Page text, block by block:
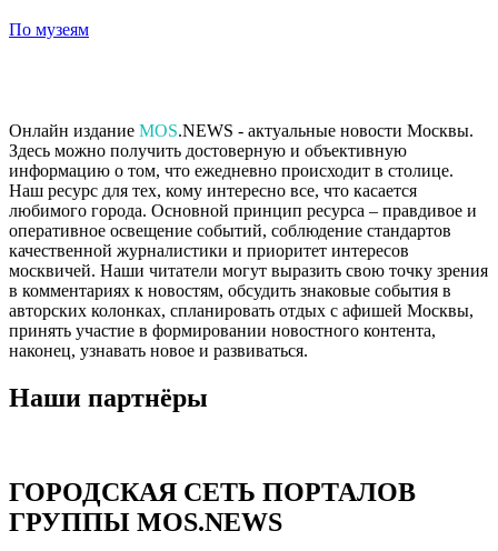
По музеям
Онлайн издание MOS.NEWS - актуальные новости Москвы.
Здесь можно получить достоверную и объективную
информацию о том, что ежедневно происходит в столице.
Наш ресурс для тех, кому интересно все, что касается
любимого города. Основной принцип ресурса – правдивое и
оперативное освещение событий, соблюдение стандартов
качественной журналистики и приоритет интересов
москвичей. Наши читатели могут выразить свою точку зрения
в комментариях к новостям, обсудить знаковые события в
авторских колонках, спланировать отдых с афишей Москвы,
принять участие в формировании новостного контента,
наконец, узнавать новое и развиваться.
Наши партнёры
ГОРОДСКАЯ СЕТЬ ПОРТАЛОВ
ГРУППЫ MOS.NEWS